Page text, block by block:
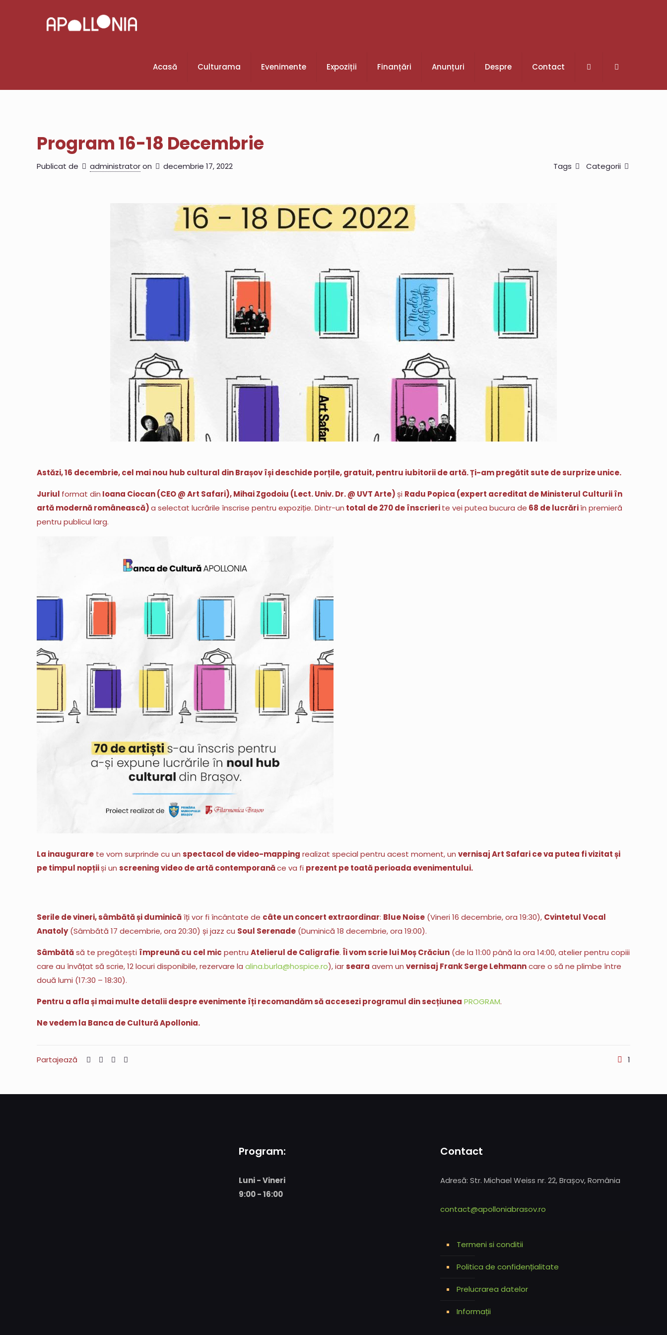
Acasă Culturama Evenimente Expoziții Finanțări Anunțuri Despre Contact
Program 16-18 Decembrie
Publicat de administratoron decembrie 17, 2022 Categorii
Tags
Astăzi, 16 decembrie, cel mai nou hub cultural din Brașov își deschide porțile, gratuit, pentru iubitorii de artă. Ți-am pregătit sute de surprize unice.
Juriul format din Ioana Ciocan (CEO @ Art Safari), Mihai Zgodoiu (Lect. Univ. Dr. @ UVT Arte) și Radu Popica (expert acreditat de Ministerul Culturii în
artă modernă românească)a selectat lucrările înscrise pentru expoziție. Dintr-un total de 270 de înscrierite vei putea bucura de 68 de lucrăriîn premieră
pentru publicul larg.
La inaugurare te vom surprinde cu unspectacol de video-mapping realizat special pentru acest moment, unvernisaj Art Safari ce va putea fi vizitat și
pe timpul nopțiiși unscreening video de artă contemporanăce va fi prezent pe toată perioada evenimentului.
Serile de vineri, sâmbătă și duminicăîți vor fi încântate de câte un concert extraordinar: Blue Noise (Vineri 16 decembrie, ora 19:30), Cvintetul Vocal
Anatoly(Sâmbătă 17 decembrie, ora 20:30) și jazz cu Soul Serenade (Duminică 18 decembrie, ora 19:00).
Sâmbătăsă te pregătești împreună cu cel mic pentruAtelierul de Caligrafie.Îi vom scrie lui Moș Crăciun (de la 11:00 până la ora 14:00, atelier pentru copiii
care au învățat să scrie, 12 locuri disponibile, rezervare laalina.burla@hospice.ro), iarseara avem unvernisaj Frank Serge Lehmanncare o să ne plimbe între
două lumi (17:30 – 18:30).
Pentru a afla și mai multe detalii despre evenimente îți recomandăm să accesezi programul din secțiunea PROGRAM.
Ne vedem la Banca de Cultură Apollonia.
Partajează 1
Program:
Luni - Vineri
9:00 - 16:00
Contact
Adresă: Str. Michael Weiss nr. 22, Brașov, România
contact@apolloniabrasov.ro
Termeni si conditii
Politica de confidențialitate
Prelucrarea datelor
Informații